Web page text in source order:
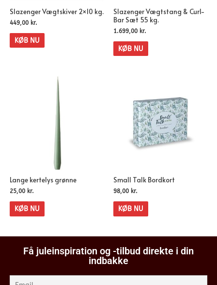
Slazenger Vægtskiver 2×10 kg.
449,00 kr.
KØB NU
Slazenger Vægtstang & Curl-
Bar Sæt 55 kg.
1.699,00 kr.
KØB NU
Lange kertelys grønne
25,00 kr.
KØB NU
Small Talk Bordkort
98,00 kr.
KØB NU
Få juleinspiration og -tilbud direkte i din
indbakke